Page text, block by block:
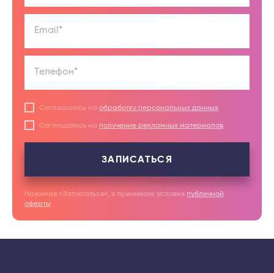
Email*
Телефон*
Соглашаюсь на обработку персональных данных
Соглашаюсь на получение рекламных материалов
ЗАПИСАТЬСЯ
Нажимая «Записаться», я принимаю условия публичной
оферты